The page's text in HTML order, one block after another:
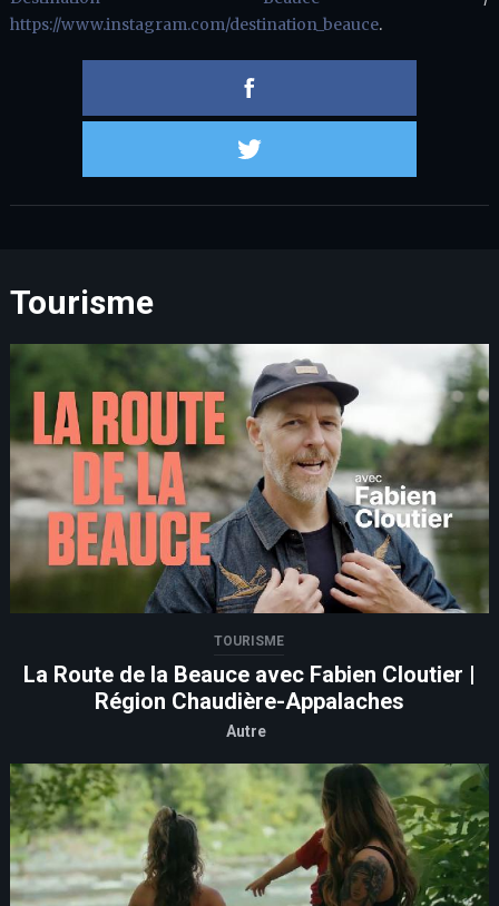
https://www.instagram.com/destination_beauce.
Tourisme
TOURISME
La Route de la Beauce avec Fabien Cloutier |
Région Chaudière-Appalaches
Autre